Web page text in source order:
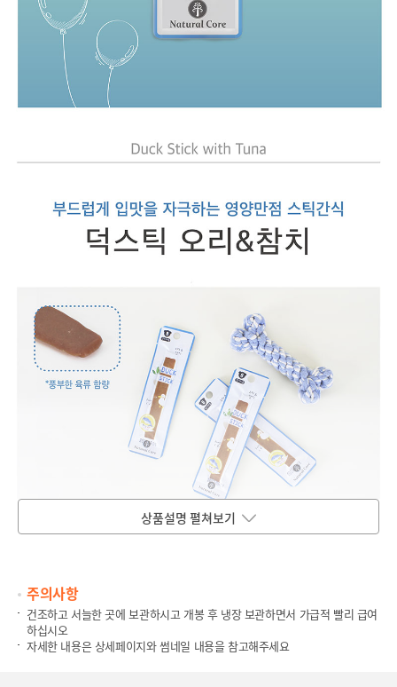
상품설명 펼쳐보기
주의사항
건조하고 서늘한 곳에 보관하시고 개봉 후 냉장 보관하면서 가급적 빨리 급여
하십시오
자세한 내용은 상세페이지와 썸네일 내용을 참고해주세요